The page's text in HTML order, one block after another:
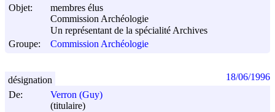
Objet:
membres élus
Commission Archéologie
Un représentant de la spécialité Archives
Groupe:
Commission Archéologie
De:
Verron (Guy)
(titulaire)
désignation 18/06/1996